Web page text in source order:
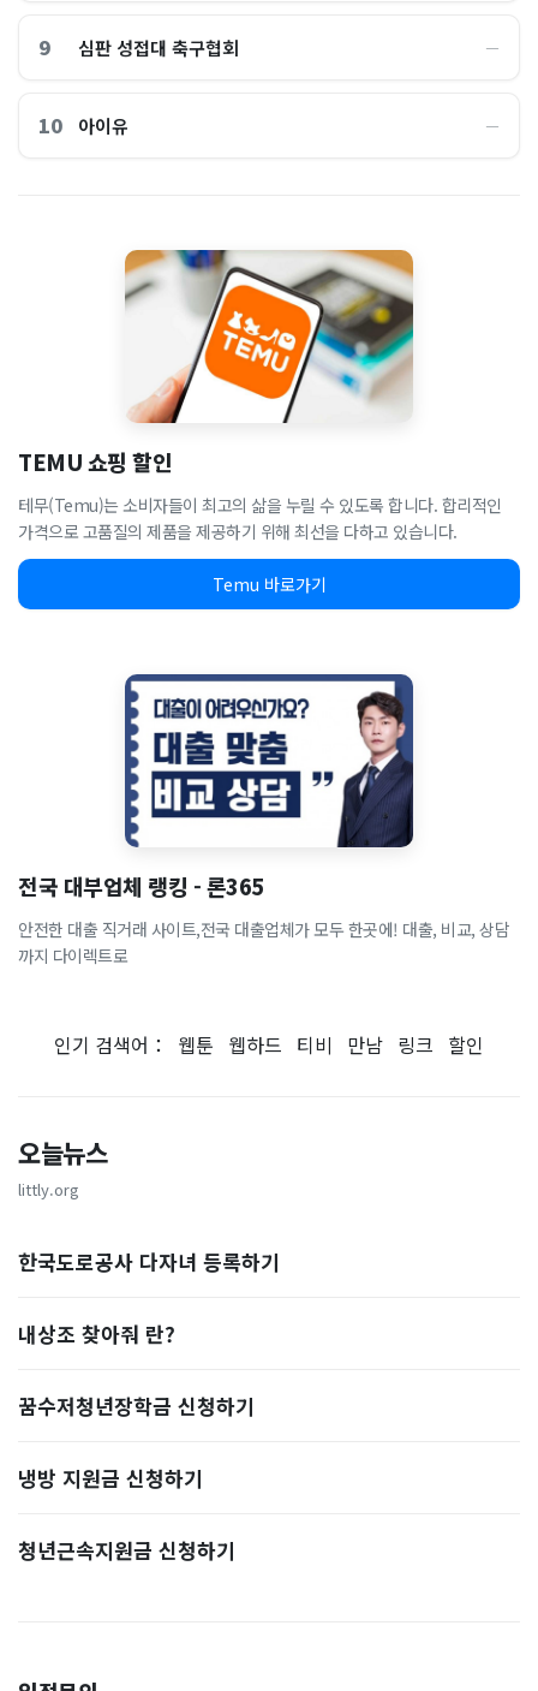
9 심판 성접대 축구협회 ―
10 아이유 ―
TEMU 쇼핑 할인
테무(Temu)는 소비자들이 최고의 삶을 누릴 수 있도록 합니다. 합리적인
가격으로 고품질의 제품을 제공하기 위해 최선을 다하고 있습니다.
Temu 바로가기
전국 대부업체 랭킹 - 론365
안전한 대출 직거래 사이트,전국 대출업체가 모두 한곳에! 대출, 비교, 상담
까지 다이렉트로
인기 검색어： 웹툰 웹하드 티비 만남 링크 할인
오늘뉴스
littly.org
한국도로공사 다자녀 등록하기
내상조 찾아줘 란?
꿈수저청년장학금 신청하기
냉방 지원금 신청하기
청년근속지원금 신청하기